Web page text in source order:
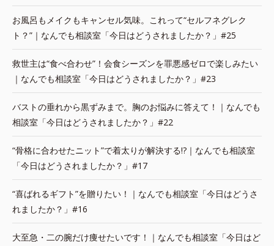
お風呂もメイクもキャンセル気味。これって“セルフネグレク
ト？”｜なんでも相談室「今日はどうされましたか？」#25
救世主は“食べ合わせ”！会食シーズンを罪悪感ゼロで楽しみたい
｜なんでも相談室「今日はどうされましたか？」#23
バストの垂れから黒ずみまで。胸のお悩みに答えて！｜なんでも
相談室「今日はどうされましたか？」#22
“骨格に合わせたニット”で着太りが解決する!?｜なんでも相談室
「今日はどうされましたか？」#17
“喜ばれるギフト”を贈りたい！｜なんでも相談室「今日はどうさ
れましたか？」#16
大至急・二の腕だけ痩せたいです！｜なんでも相談室「今日はど